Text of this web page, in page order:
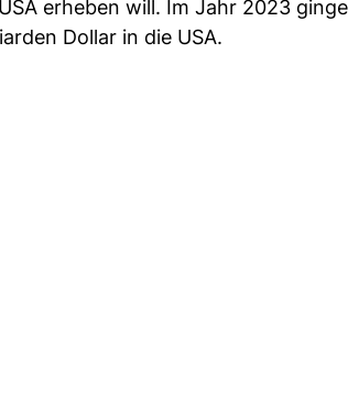
erheben will. Im Jahr 2023
Dollar in die USA.